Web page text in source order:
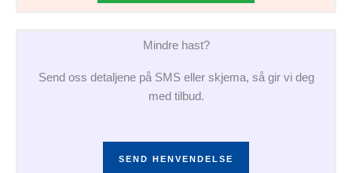
Mindre hast?
Send oss detaljene på SMS eller skjema, så gir vi deg
med tilbud.
SEND HENVENDELSE